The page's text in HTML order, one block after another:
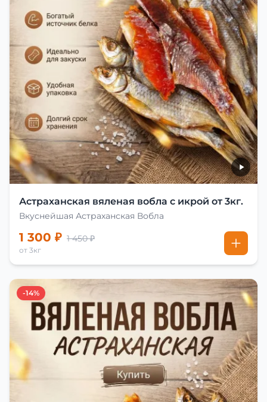
Астраханская вяленая вобла с икрой от 3кг.
Вкуснейшая Астраханская Вобла
1 300 ₽ 1 450 ₽
от 3кг
-14%